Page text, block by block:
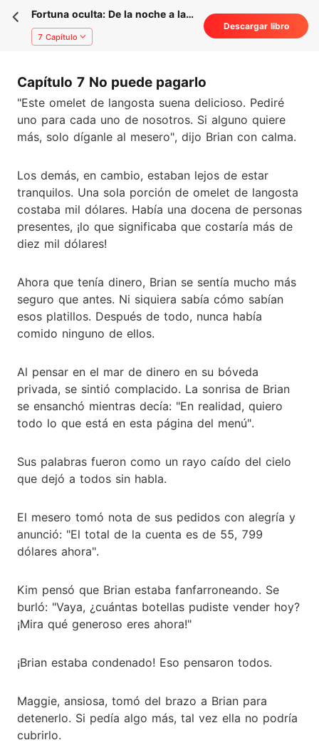
Fortuna oculta: De la noche a la
mañana, la vida de un billonario
7 Capítulo
Descargar libro
Capítulo 7 No puede pagarlo
"Este omelet de langosta suena delicioso. Pediré
uno para cada uno de nosotros. Si alguno quiere
más, solo díganle al mesero", dijo Brian con calma.
Los demás, en cambio, estaban lejos de estar
tranquilos. Una sola porción de omelet de langosta
costaba mil dólares. Había una docena de personas
presentes, ¡lo que significaba que costaría más de
diez mil dólares!
Ahora que tenía dinero, Brian se sentía mucho más
seguro que antes. Ni siquiera sabía cómo sabían
esos platillos. Después de todo, nunca había
comido ninguno de ellos.
Al pensar en el mar de dinero en su bóveda
privada, se sintió complacido. La sonrisa de Brian
se ensanchó mientras decía: "En realidad, quiero
todo lo que está en esta página del menú".
Sus palabras fueron como un rayo caído del cielo
que dejó a todos sin habla.
El mesero tomó nota de sus pedidos con alegría y
anunció: "El total de la cuenta es de 55, 799
dólares ahora".
Kim pensó que Brian estaba fanfarroneando. Se
burló: "Vaya, ¿cuántas botellas pudiste vender hoy?
¡Mira qué generoso eres ahora!"
¡Brian estaba condenado! Eso pensaron todos.
Maggie, ansiosa, tomó del brazo a Brian para
detenerlo. Si pedía algo más, tal vez ella no podría
cubrirlo.